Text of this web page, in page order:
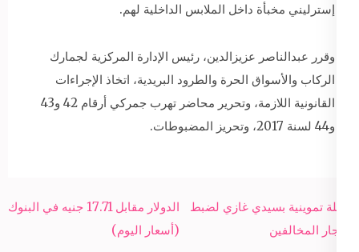
إسترليني مخبأة داخل الملابس الداخلية لهم.
وقرر عبدالناصر عزيزالدين، رئيس الإدارة المركزية لجمارك
الركاب والأسواق الحرة والطرود البريدية، اتخاذ الإجراءات
القانونية اللازمة، وتحرير محاضر تهرب جمركي أرقام 42 و43
و44 لسنة 2017، وتحريز المضبوطات.
Post
navigation
الدولار مقابل 17.71 جنيه في البنوك
(أسعار اليوم)
حملة تموينية بسيدي غازي لضبط
التجار المخالفين